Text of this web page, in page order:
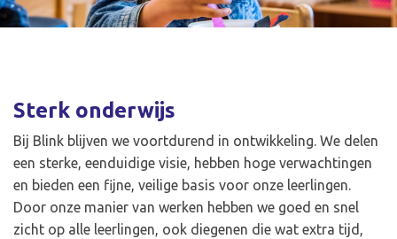
Sterk onderwijs
Bij Blink blijven we voortdurend in ontwikkeling. We delen
een sterke, eenduidige visie, hebben hoge verwachtingen
en bieden een fijne, veilige basis voor onze leerlingen.
Door onze manier van werken hebben we goed en snel
zicht op alle leerlingen, ook diegenen die wat extra tijd,